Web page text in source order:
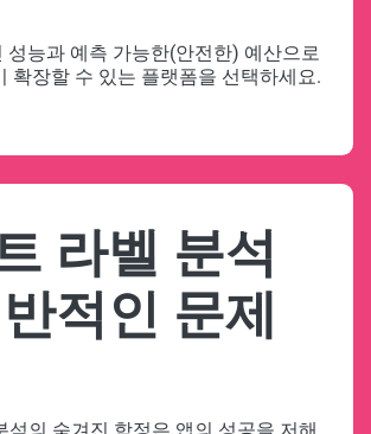
성능과 예측 가능한(안전한) 예산으로
확장할 수 있는 플랫폼을 선택하세요.
라벨 분석
적인 문제